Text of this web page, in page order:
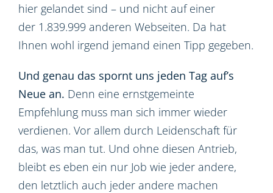
hier gelandet sind – und nicht auf einer
der 1.839.999 anderen Webseiten. Da hat
Ihnen wohl irgend jemand einen Tipp gegeben.
Und genau das spornt uns jeden Tag auf’s
Neue an. Denn eine ernstgemeinte
Empfehlung muss man sich immer wieder
verdienen. Vor allem durch Leidenschaft für
das, was man tut. Und ohne diesen Antrieb,
bleibt es eben ein nur Job wie jeder andere,
den letztlich auch jeder andere machen